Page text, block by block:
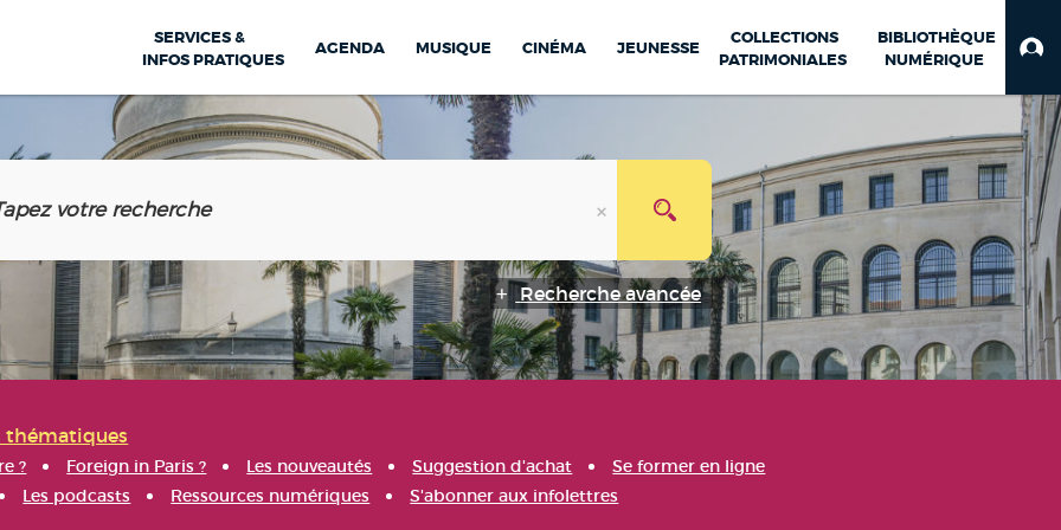
SERVICES &
INFOS PRATIQUES
AGENDA MUSIQUE CINÉMA JEUNESSE
COLLECTIONS
PATRIMONIALES
BIBLIOTHÈQUE
NUMÉRIQUE
Recherche avancée
thématiques
? Foreign in Paris ? Les nouveautés Suggestion d'achat
Se former en ligne
Les podcasts Ressources numériques S'abonner aux infolettres